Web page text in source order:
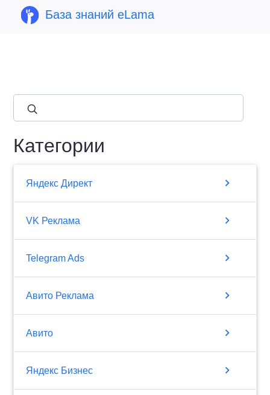
База знаний eLama
Категории
Яндекс Директ chevron_right
VK Реклама chevron_right
Telegram Ads chevron_right
Авито Реклама chevron_right
Авито chevron_right
Яндекс Бизнес chevron_right